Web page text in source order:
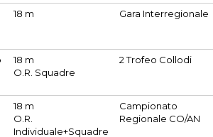
18 m Gara Interregionale
18 m
O.R. Squadre
2 Trofeo Collodi
18 m
O.R.
Individuale+Squadre
Campionato
Regionale CO/AN